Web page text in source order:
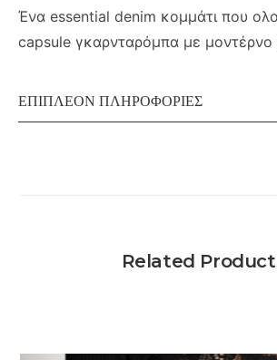
Ένα essential denim κομμάτι που
capsule γκαρνταρόμπα με μοντέρνο
ΕΠΙΠΛΈΟΝ ΠΛΗΡΟΦΟΡΊΕΣ
Related